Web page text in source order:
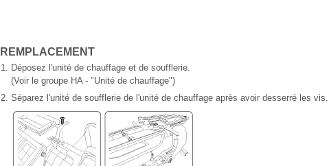
REMPLACEMENT
1. Déposez l'unité de chauffage et de soufflerie.
(Voir le groupe HA - "Unité de chauffage")
2. Séparez l'unité de soufflerie de l'unité de chauffage après avoir desserré les vis.